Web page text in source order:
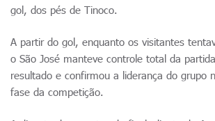
gol, dos pés de Tinoco.
A partir do gol, enquanto os visitantes
o São José manteve controle total da
resultado e confirmou a liderança do grupo
fase da competição.